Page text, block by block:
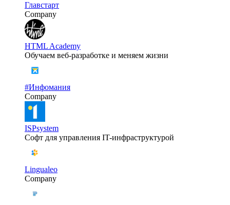
Главстарт
Company
HTML Academy
Обучаем веб-разработке и меняем жизни
#Инфомания
Company
ISPsystem
Софт для управления IT-инфраструктурой
Lingualeo
Company